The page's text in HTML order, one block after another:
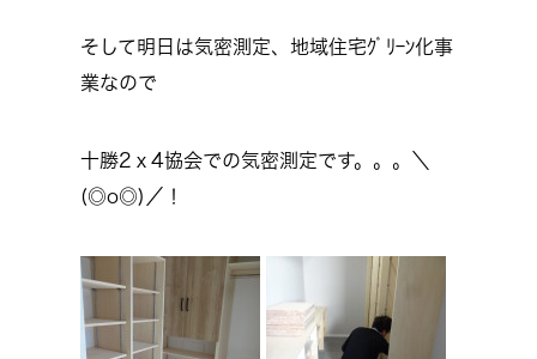
そして明日は気密測定、地域住宅ｸﾞﾘｰﾝ化事
業なので
十勝2ｘ4協会での気密測定です。。。＼
(◎o◎)／！